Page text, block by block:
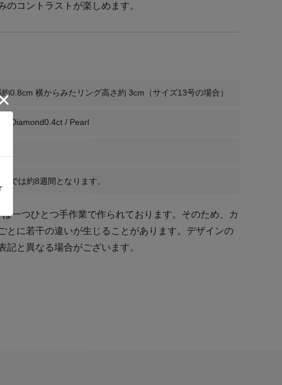
のコントラストが楽しめます。
0.8cm 横からみたリング高さ約 3cm（サイズ13号の場合）
/ Diamond0.4ct / Pearl
までは約8週間となります。
一つひとつ手作業で作られております。そのため、カ
とに若干の違いが生じることがあります。デザインの
記と異なる場合がございます。